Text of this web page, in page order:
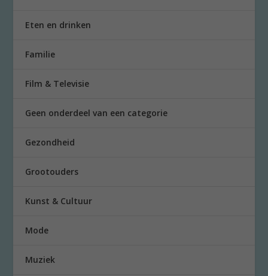
Eten en drinken
Familie
Film & Televisie
Geen onderdeel van een categorie
Gezondheid
Grootouders
Kunst & Cultuur
Mode
Muziek